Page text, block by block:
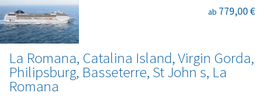
La Romana, Catalina Island, Virgin Gorda,
Philipsburg, Basseterre, St John s, La
Romana
ab 779,00 €